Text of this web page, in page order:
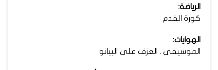
الرياضة:
كورة القدم
الهوايات:
الموسيقى . العزف على البيانو